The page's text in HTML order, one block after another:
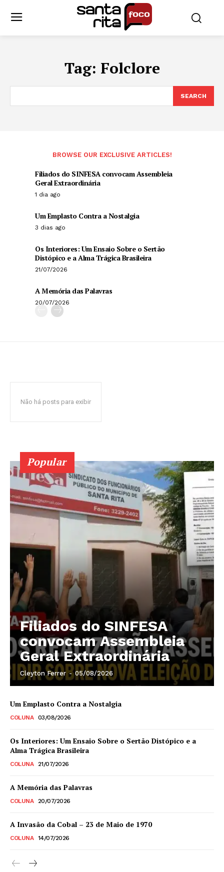
Tag: Folclore
SEARCH
BROWSE OUR EXCLUSIVE ARTICLES!
Filiados do SINFESA convocam Assembleia
Geral Extraordinária
1 dia ago
Um Emplasto Contra a Nostalgia
3 dias ago
Os Interiores: Um Ensaio Sobre o Sertão
Distópico e a Alma Trágica Brasileira
21/07/2026
A Memória das Palavras
20/07/2026
Não há posts para exibir
Popular
Filiados do SINFESA
convocam Assembleia
Geral Extraordinária
Cleyton Ferrer - 05/08/2026
Um Emplasto Contra a Nostalgia
COLUNA 03/08/2026
Os Interiores: Um Ensaio Sobre o Sertão Distópico e a
Alma Trágica Brasileira
COLUNA 21/07/2026
A Memória das Palavras
COLUNA 20/07/2026
A Invasão da Cobal – 23 de Maio de 1970
COLUNA 14/07/2026